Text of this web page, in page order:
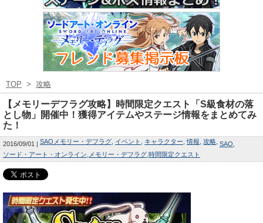
TOP > 攻略
【メモリーデフラグ攻略】時間限定クエスト「S級食材の落
とし物」開催中！獲得アイテムやステージ情報をまとめてみ
た！
2016/09/01 SAOメモリー・デフラグ イベント キャラクター 情報 攻略 SAO
ソード・アート・オンライン メモリー・デフラグ 時間限定クエスト